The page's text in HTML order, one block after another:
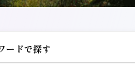
ードで探す